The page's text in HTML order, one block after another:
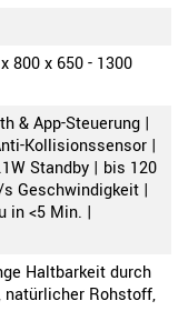
800 x 650 - 1300
& App-Steuerung |
Kollisionssensor |
Standby | bis 120
Geschwindigkeit |
in <5 Min. |
Haltbarkeit durch
Rohstoff,